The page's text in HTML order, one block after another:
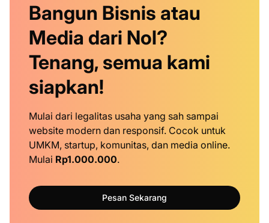
Bangun Bisnis atau
Media dari Nol?
Tenang, semua kami
siapkan!
Mulai dari legalitas usaha yang sah sampai
website modern dan responsif. Cocok untuk
UMKM, startup, komunitas, dan media online.
Mulai Rp1.000.000.
Pesan Sekarang